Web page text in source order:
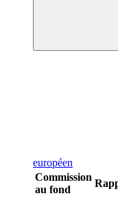
européen
Commission
au fond